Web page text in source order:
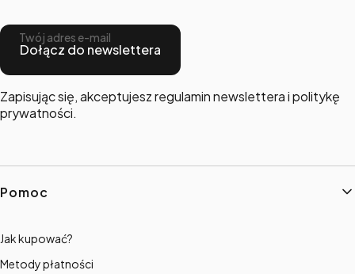
Twój adres e-mail
Dołącz do newslettera
Zapisując się, akceptujesz regulamin newslettera i politykę
prywatności.
Linki w stopce
Pomoc
Jak kupować?
Metody płatności